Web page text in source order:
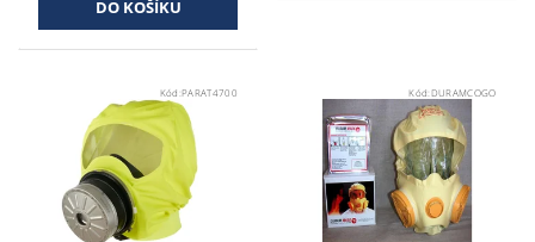
Kód:PARAT4700 Kód: DURAMCOGO